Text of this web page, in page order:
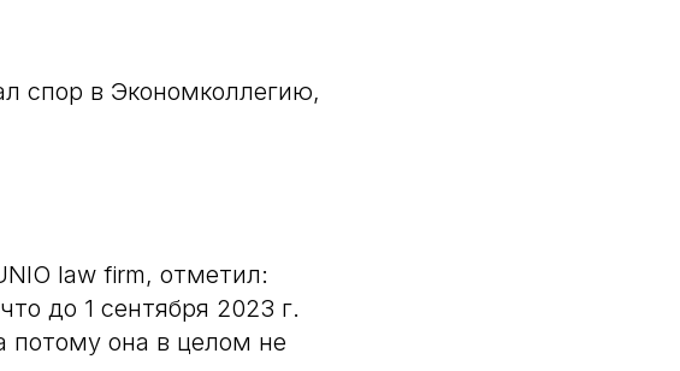
спор в Экономколлегию,
law firm, отметил:
до 1 сентября 2023 г.
потому она в целом не